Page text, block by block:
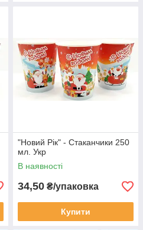
"Новий Рік" - Стаканчики 250
мл. Укр
В наявності
34,50 ₴/упаковка
Купити